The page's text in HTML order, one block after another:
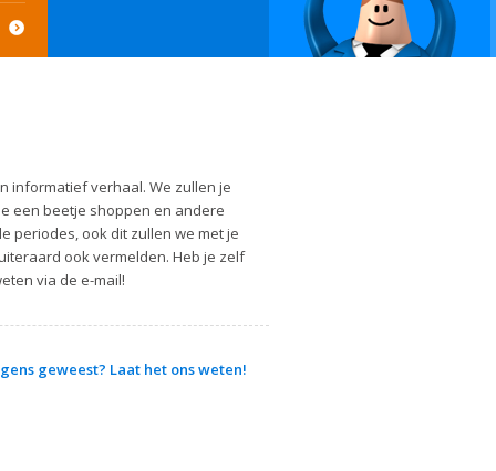
informatief verhaal. We zullen je
een beetje shoppen en andere
periodes, ook dit zullen we met je
ook vermelden. Heb je zelf
via de e-mail!
geweest? Laat het ons weten!